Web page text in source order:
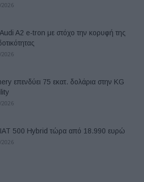
A2 e-tron με στόχο την κορυφή της
επενδύει 75 εκατ. δολάρια στην KG
500 Hybrid τώρα από 18.990 ευρώ